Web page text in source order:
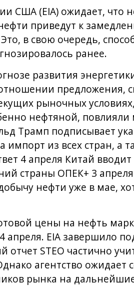
США (EIA) ожидает, что
приведут к
в свою очередь,
ранее.
развития энергетики
предложения,
рыночных
нефтяной,
Трамп подписывает
из всех стран, а
4 апреля Китай
страны ОПЕК+ 3
нефти уже в мае,
цены на нефть
EIA завершило
отчет STEO частично
агентство ожидает
рынка на